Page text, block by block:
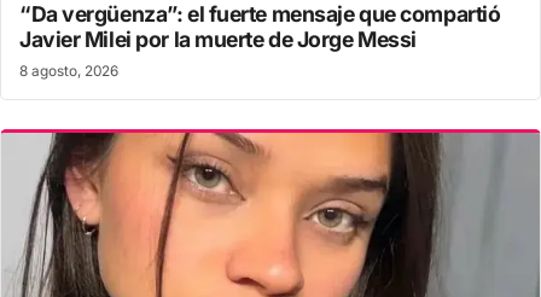
“Da vergüenza”: el fuerte mensaje que compartió
Javier Milei por la muerte de Jorge Messi
8 agosto, 2026